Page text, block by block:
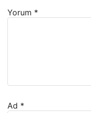
Yorum *
Ad *